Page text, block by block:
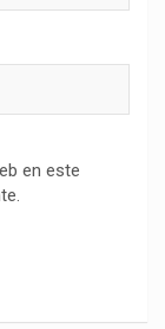
en este